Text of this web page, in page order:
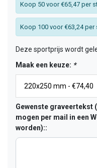
Koop 50 voor €65,47 per
Koop 100 voor €63,24 per
Deze sportprijs wordt
Maak een keuze: *
Gewenste graveertekst
mogen per mail in een
worden)::